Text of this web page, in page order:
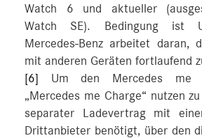
Watch 6 und aktueller
Watch SE). Bedingung ist
Mercedes-Benz arbeitet daran,
mit anderen Geräten fortlaufend
[6]
Um den Mercedes me
„Mercedes me Charge“ nutzen
separater Ladevertrag mit
Drittanbieter benötigt, über den